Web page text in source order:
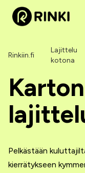
Rinkiin.fi
Lajittelu
kotona
Pelkästään
kierrätykseen